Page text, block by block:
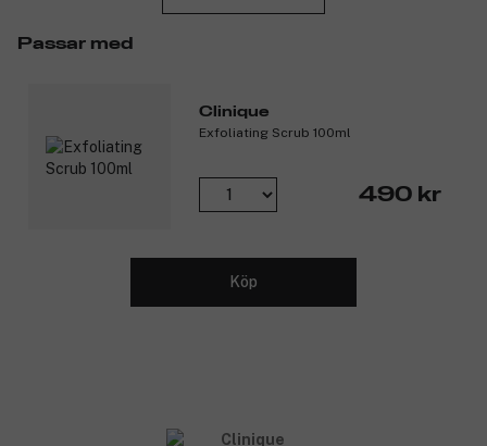
Passar med
Clinique
Exfoliating Scrub 100ml
490 kr
Köp